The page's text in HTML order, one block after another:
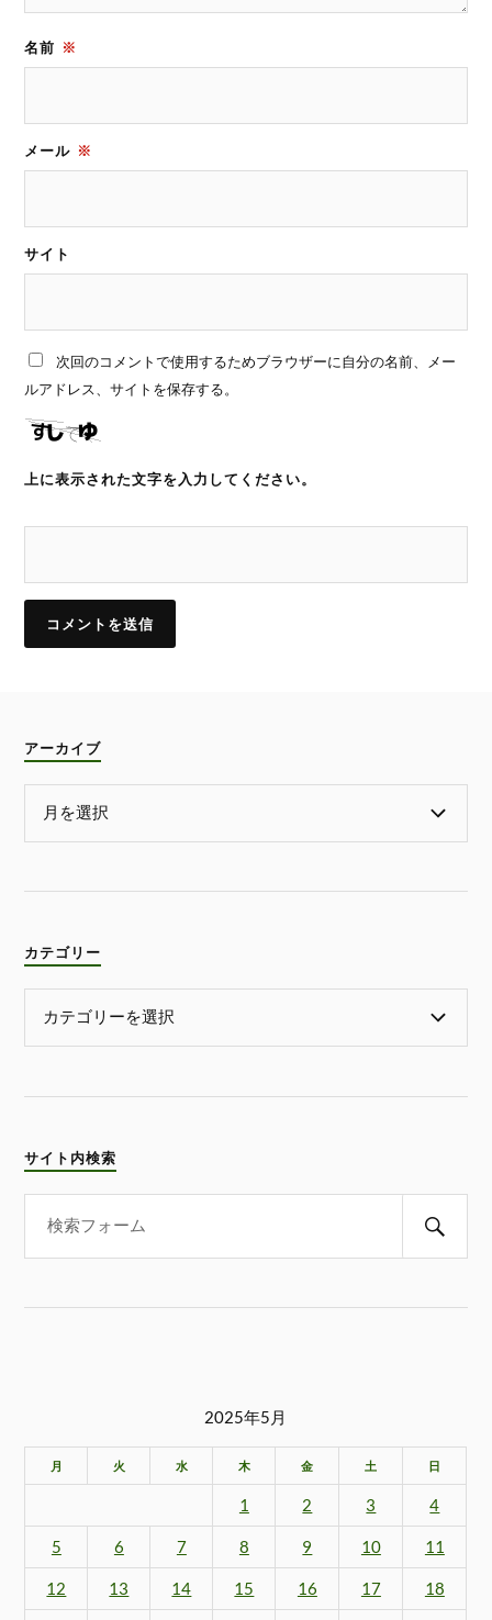
名前 ※
メール ※
サイト
次回のコメントで使用するためブラウザーに自分の名前、メー
ルアドレス、サイトを保存する。
上に表示された文字を入力してください。
アーカイブ
カテゴリー
サイト内検索
2025年5月
月 火 水 木 金 土 日
1 2 3 4
5 6 7 8 9 10 11
12 13 14 15 16 17 18